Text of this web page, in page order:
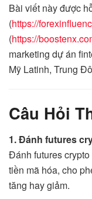
Bài viết này được
(https://
(https://
marketing dự án
Mỹ Latinh, Trung
Câu Hỏi
1. Đánh futures
Đánh futures
tiền mã hóa, cho
tăng hay giảm.